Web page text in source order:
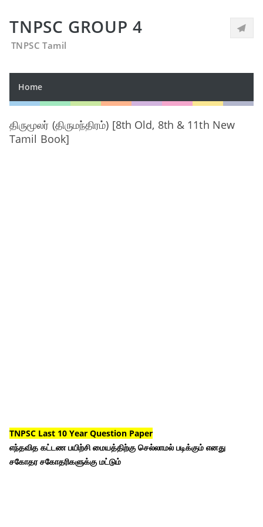
TNPSC GROUP 4
TNPSC Tamil
Home
திருமூலர் (திருமந்திரம்) [8th Old, 8th & 11th New
Tamil Book]
TNPSC Last 10 Year Question Paper
எந்தவித கட்டண பயிற்சி மையத்திற்கு செல்லாமல் படிக்கும் எனது
சகோதர சகோதரிகளுக்கு மட்டும்